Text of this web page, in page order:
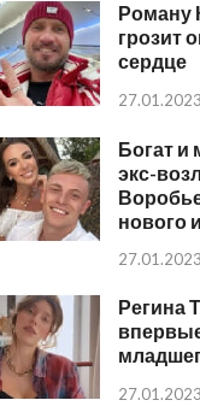
Роману
грозит
сердце
27.01.2023
Богат и
экс-
нового
27.01.2023
Регина
27.01.2023